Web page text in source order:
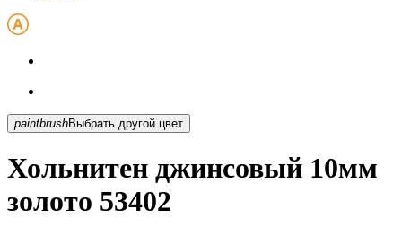
paintbrush Выбрать другой цвет
Хольнитен джинсовый 10мм
золото 53402